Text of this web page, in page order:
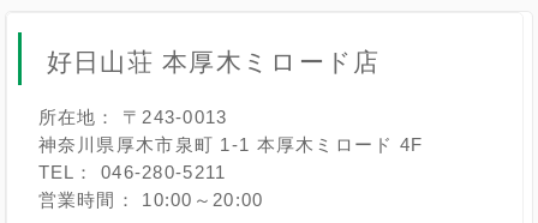
好日山荘 本厚木ミロード店
所在地： 〒243-0013
神奈川県厚木市泉町 1-1 本厚木ミロード 4F
TEL： 046-280-5211
営業時間： 10:00～20:00